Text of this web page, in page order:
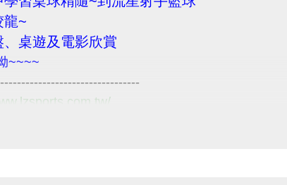
眾報名參加！
龍~
桌遊及電影欣賞
~~~~